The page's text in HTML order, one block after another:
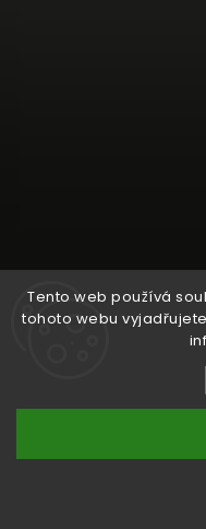
Tento web používá
tohoto webu
Follow on Instagram
Copyright 2026